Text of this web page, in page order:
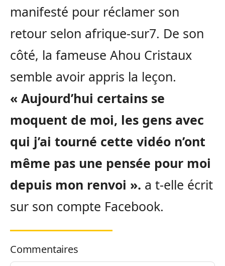
manifesté pour réclamer son
retour selon afrique-sur7. De son
côté, la fameuse Ahou Cristaux
semble avoir appris la leçon.
« Aujourd’hui certains se
moquent de moi, les gens avec
qui j’ai tourné cette vidéo n’ont
même pas une pensée pour moi
depuis mon renvoi ». a t-elle écrit
sur son compte Facebook.
Commentaires